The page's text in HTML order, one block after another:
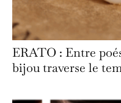
ERATO : Entre
bijou traverse le